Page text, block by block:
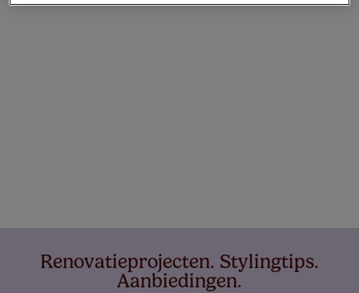
Renovatieprojecten. Stylingtips.
Aanbiedingen.